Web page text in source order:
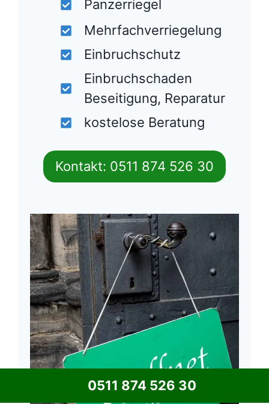
Panzerriegel
Mehrfachverriegelung
Einbruchschutz
Einbruchschaden
Beseitigung, Reparatur
kostelose Beratung
Kontakt: 0511 874 526 30
0511 874 526 30